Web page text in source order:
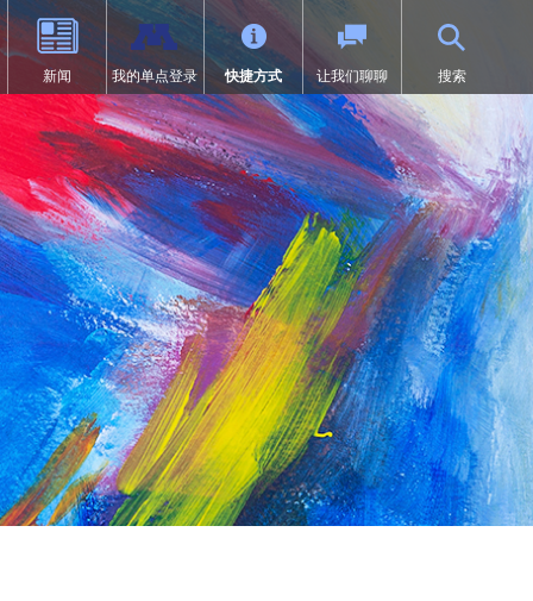
9-12年级）
誉
修课程（AP）
计
求
凭（IB）
究
浸式课程（9-12年级）
卡研究
：航空、汽车、建筑
未来”项目
志 | MHS 课程目录
Online（增刊）
育
题
们
在新窗口/标签页中打开）
讯
过渡教育
SAIL 过渡计划
在线学习
Tonka 在线
中打开）
项目
1:1 iPad 信息
第504条
预防欺凌
数字健康与保健
英语学习者 (EL)
医疗服务
居家
符合《麦金尼-文托法案》资格的
学生
明尼通卡美洲原住民教育项目
特殊教育
第一章
《第九条》
新闻 我的单点登录 快捷方式 让我们聊聊 搜索